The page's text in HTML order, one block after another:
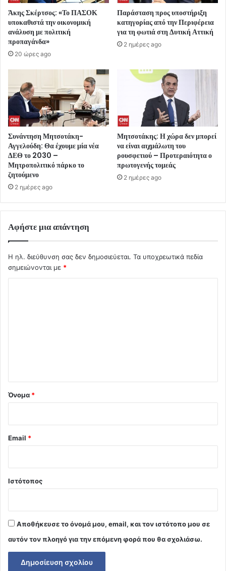
Άκης Σκέρτσος: «Το ΠΑΣΟΚ
υποκαθιστά την οικονομική
ανάλυση με πολιτική
προπαγάνδα»
20 ώρες ago
Παράσταση προς υποστήριξη
κατηγορίας από την Περιφέρεια
για τη φωτιά στη Δυτική Αττική
2 ημέρες ago
Συνάντηση Μητσοτάκη-
Αγγελούδη: Θα έχουμε μία νέα
ΔΕΘ το 2030 –
Μητροπολιτικό πάρκο το
ζητούμενο
2 ημέρες ago
Μητσοτάκης: Η χώρα δεν μπορεί
να είναι αιχμάλωτη του
ρουσφετιού – Προτεραιότητα ο
πρωτογενής τομεάς
2 ημέρες ago
Αφήστε μια απάντηση
Η ηλ. διεύθυνση σας δεν δημοσιεύεται. Τα υποχρεωτικά πεδία
σημειώνονται με *
Όνομα *
Email *
Ιστότοπος
Αποθήκευσε το όνομά μου, email, και τον ιστότοπο μου σε
αυτόν τον πλοηγό για την επόμενη φορά που θα σχολιάσω.